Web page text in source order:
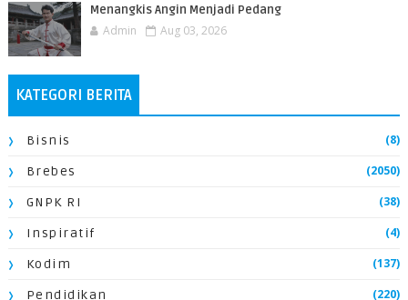
Menangkis Angin Menjadi Pedang
Admin Aug 03, 2026
KATEGORI BERITA
Bisnis (8)
Brebes (2050)
GNPK RI (38)
Inspiratif (4)
Kodim (137)
Pendidikan (220)